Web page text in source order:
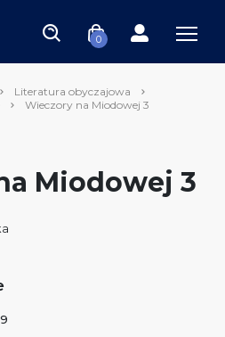
0
Literatura obyczajowa
Wieczory na Miodowej 3
Miodowej 3